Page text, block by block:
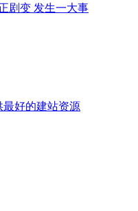
剧变 发生一大事
好的建站资源